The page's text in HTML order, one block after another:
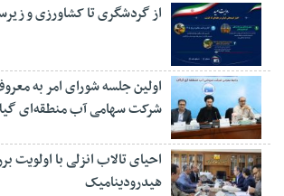
از گردشگری تا کشاورزی و
اولین جلسه شورای امر به
شرکت سهامی آب منطقه‌ای
احیای تالاب انزلی با
هیدرودینامیک